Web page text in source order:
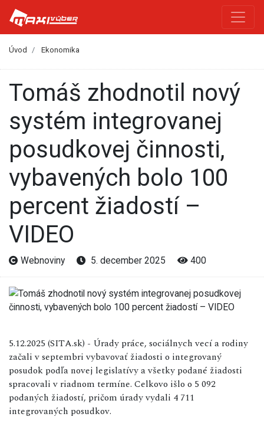
Úvod Ekonomika
Tomáš zhodnotil nový
systém integrovanej
posudkovej činnosti,
vybavených bolo 100
percent žiadostí –
VIDEO
Webnoviny 5. december 2025 400
5.12.2025 (SITA.sk) - Úrady práce, sociálnych vecí a rodiny
začali v septembri vybavovať žiadosti o integrovaný
posudok podľa novej legislatívy a všetky podané žiadosti
spracovali v riadnom termíne. Celkovo išlo o 5 092
podaných žiadostí, pričom úrady vydali 4 711
integrovaných posudkov.